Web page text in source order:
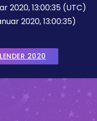
2020, 13:00:35 (UTC)
2020, 13:00:35)
2020